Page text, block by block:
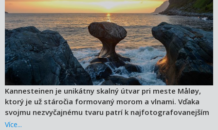
Kannesteinen je unikátny skalný útvar pri meste Måløy,
ktorý je už stáročia formovaný morom a vlnami. Vďaka
svojmu nezvyčajnému tvaru patrí k najfotografovanejším
prírodným zaujímavostiam západného Nórska.
Více...